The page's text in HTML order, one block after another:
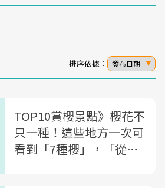
排序依據： 發布日期
TOP10賞櫻景點》櫻花不
只一種！這些地方一次可
看到「7種櫻」，「從北